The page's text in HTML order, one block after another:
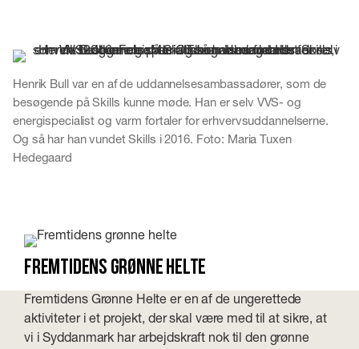
Henrik Bull var en af de uddannelsesambassadører, som de
besøgende på Skills kunne møde. Han er selv VVS- og
energispecialist og varm fortaler for erhvervsuddannelserne.
Og så har han vundet Skills i 2016. Foto: Maria Tuxen
Hedegaard
Fremtidens grønne helte
Fremtidens Grønne Helte er en af de ungerettede
aktiviteter i et projekt, der skal være med til at sikre, at
vi i Syddanmark har arbejdskraft nok til den grønne